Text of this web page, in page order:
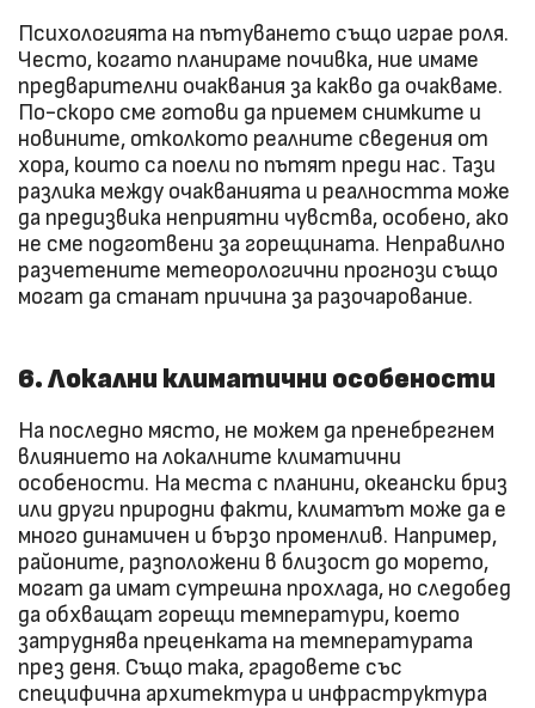
Психологията на пътуването също играе роля.
Често, когато планираме почивка, ние имаме
предварителни очаквания за какво да очакваме.
По-скоро сме готови да приемем снимките и
новините, отколкото реалните сведения от
хора, които са поели по пътят преди нас. Тази
разлика между очакванията и реалността може
да предизвика неприятни чувства, особено, ако
не сме подготвени за горещината. Неправилно
разчетените метеорологични прогнози също
могат да станат причина за разочарование.
6. Локални климатични особености
На последно място, не можем да пренебрегнем
влиянието на локалните климатични
особености. На места с планини, океански бриз
или други природни факти, климатът може да е
много динамичен и бързо променлив. Например,
районите, разположени в близост до морето,
могат да имат сутрешна прохлада, но следобед
да обхващат горещи температури, което
затруднява преценката на температурата
през деня. Също така, градовете със
специфична архитектура и инфраструктура